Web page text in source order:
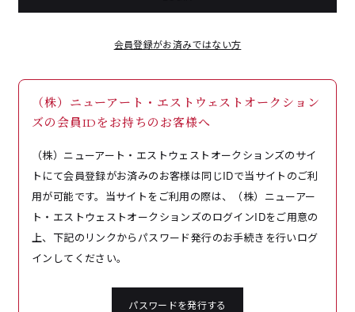
会員登録がお済みではない方
（株）ニューアート・エストウェストオークション
ズの会員IDをお持ちのお客様へ
（株）ニューアート・エストウェストオークションズのサイ
トにて会員登録がお済みのお客様は同じIDで当サイトのご利
用が可能です。当サイトをご利用の際は、（株）ニューアー
ト・エストウェストオークションズのログインIDをご用意の
上、下記のリンクからパスワード発行のお手続きを行いログ
インしてください。
パスワードを発行する